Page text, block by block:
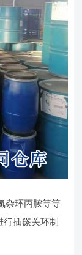
杂环丙胺等等
插羰关环制